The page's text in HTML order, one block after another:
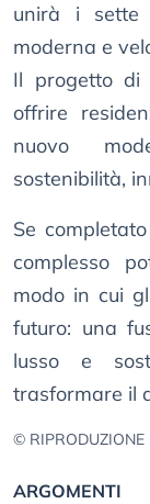
unirà i sette
moderna e
Il progetto di
offrire
nuovo
sostenibilità,
Se
complesso
modo in cui
futuro: una
lusso e
trasformare il
© RIPRODUZIONE
ARGOMENTI